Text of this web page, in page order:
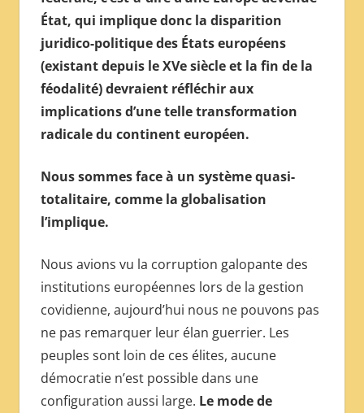
État, qui implique donc la disparition
juridico-politique des États européens
(existant depuis le XVe siècle et la fin de la
féodalité) devraient réfléchir aux
implications d’une telle transformation
radicale du continent européen.
Nous sommes face à un système quasi-
totalitaire, comme la globalisation
l’implique.
Nous avions vu la corruption galopante des
institutions européennes lors de la gestion
covidienne, aujourd’hui nous ne pouvons pas
ne pas remarquer leur élan guerrier. Les
peuples sont loin de ces élites, aucune
démocratie n’est possible dans une
configuration aussi large. Le mode de